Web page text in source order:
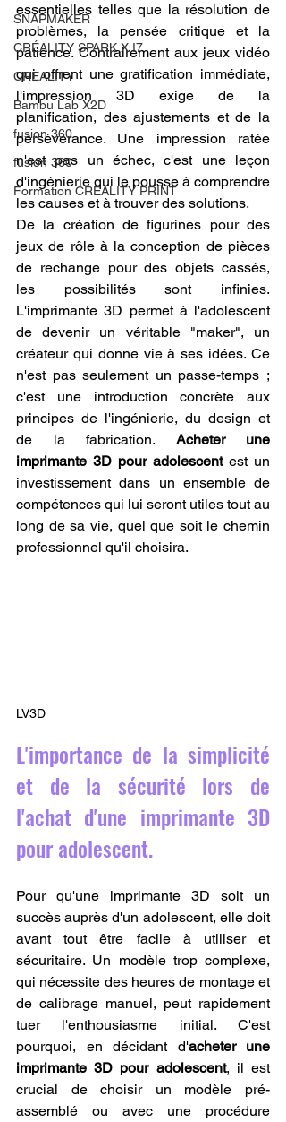
SNAPMAKER
CRÉALITY SPARK X I7
CREALITY
Bambu Lab X2D
fusion 360
fusion 360
Formation CREALITY PRINT
essentielles telles que la résolution de
problèmes, la pensée critique et la
patience. Contrairement aux jeux vidéo
qui offrent une gratification immédiate,
l'impression 3D exige de la
planification, des ajustements et de la
persévérance. Une impression ratée
n'est pas un échec, c'est une leçon
d'ingénierie qui le pousse à comprendre
les causes et à trouver des solutions.
De la création de figurines pour des
jeux de rôle à la conception de pièces
de rechange pour des objets cassés,
les possibilités sont infinies.
L'imprimante 3D permet à l'adolescent
de devenir un véritable "maker", un
créateur qui donne vie à ses idées. Ce
n'est pas seulement un passe-temps ;
c'est une introduction concrète aux
principes de l'ingénierie, du design et
de la fabrication. Acheter une
imprimante 3D pour adolescent est un
investissement dans un ensemble de
compétences qui lui seront utiles tout au
long de sa vie, quel que soit le chemin
professionnel qu'il choisira.
LV3D
L'importance de la simplicité
et de la sécurité lors de
l'achat d'une imprimante 3D
pour adolescent.
Pour qu'une imprimante 3D soit un
succès auprès d'un adolescent, elle doit
avant tout être facile à utiliser et
sécuritaire. Un modèle trop complexe,
qui nécessite des heures de montage et
de calibrage manuel, peut rapidement
tuer l'enthousiasme initial. C'est
pourquoi, en décidant d'acheter une
imprimante 3D pour adolescent, il est
crucial de choisir un modèle pré-
assemblé ou avec une procédure